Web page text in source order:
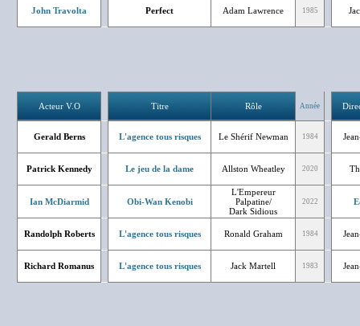
John Travolta Perfect Adam Lawrence 1985
Acteur V.O Titre Rôle Année
Gerald Berns L'agence tous risques Le Shérif Newman 1984
Patrick Kennedy Le jeu de la dame Allston Wheatley 2020
Ian McDiarmid Obi-Wan Kenobi
L'Empereur
Palpatine/
Dark Sidious
2022
Randolph Roberts L'agence tous risques Ronald Graham 1984
Richard Romanus L'agence tous risques Jack Martell 1983